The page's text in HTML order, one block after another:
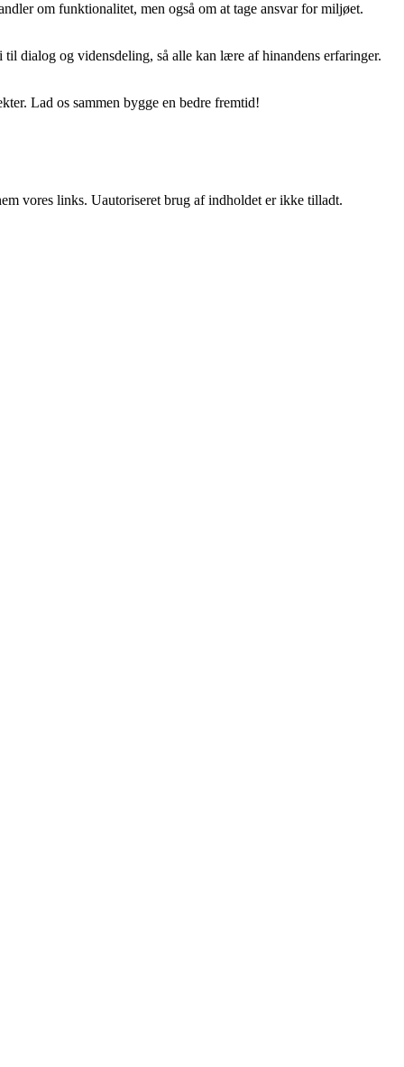
om funktionalitet, men også om at tage ansvar for miljøet.
dialog og vidensdeling, så alle kan lære af hinandens erfaringer.
Lad os sammen bygge en bedre fremtid!
vores links. Uautoriseret brug af indholdet er ikke tilladt.